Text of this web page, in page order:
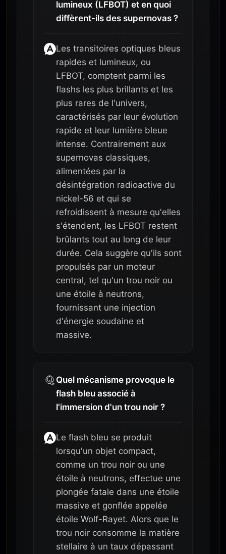
lumineux (LFBOT) et en quoi
diffèrent-ils des supernovas ?
Les transitoires optiques bleus
rapides et lumineux, ou
LFBOT, comptent parmi les
flashs les plus brillants et les
plus rares de l'univers,
caractérisés par leur évolution
rapide et leur lumière bleue
intense. Contrairement aux
supernovas classiques,
alimentées par la
désintégration radioactive du
nickel-56 et qui se
refroidissent à mesure qu'elles
s'étendent, les LFBOT restent
brûlants tout au long de leur
durée. Cela suggère qu'ils sont
propulsés par un moteur
central, tel qu'un trou noir ou
une étoile à neutrons,
fournissant une injection
d'énergie soudaine et
massive.
Quel mécanisme provoque le
flash bleu associé à
l'immersion d'un trou noir ?
Le flash bleu se produit
lorsqu'un objet compact,
comme un trou noir ou une
étoile à neutrons, effectue une
plongée fatale dans une étoile
massive et gonflée appelée
étoile Wolf-Rayet. Alors que le
trou noir consomme la matière
stellaire à un taux dépassant